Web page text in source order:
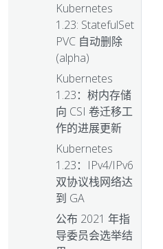
Kubernetes
1.23: StatefulSet
PVC 自动删除
(alpha)
Kubernetes
1.23：树内存储
向 CSI 卷迁移工
作的进展更新
Kubernetes
1.23：IPv4/IPv6
双协议栈网络达
到 GA
公布 2021 年指
导委员会选举结